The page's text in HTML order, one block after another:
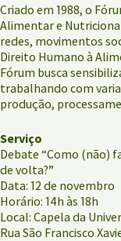
Criado em 1988, o
Alimentar e
redes, movimentos
Direito Humano à
Fórum busca
trabalhando com
produção,
Serviço
Debate “Como (não)
de volta?”
Data: 12 de novembro
Horário: 14h às 18h
Local: Capela da
Rua São Francisco